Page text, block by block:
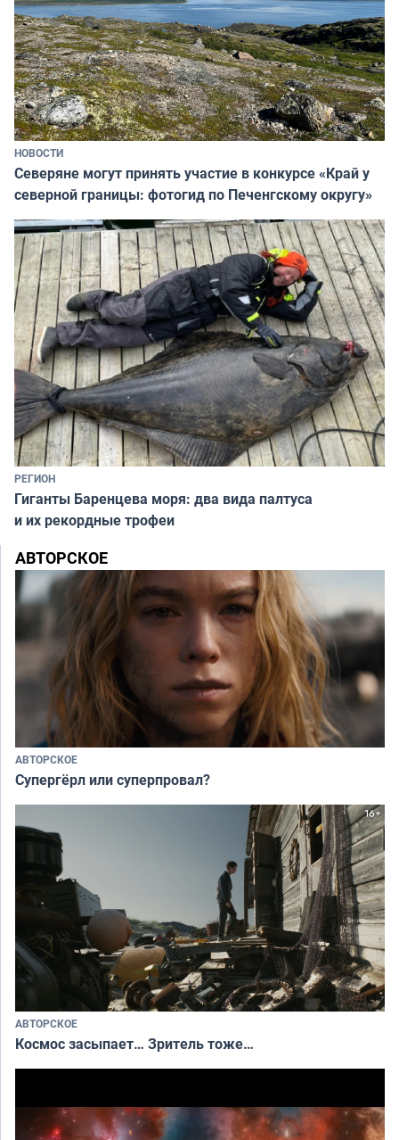
НОВОСТИ
Северяне могут принять участие в конкурсе «Край у
северной границы: фотогид по Печенгскому округу»
РЕГИОН
Гиганты Баренцева моря: два вида палтуса
и их рекордные трофеи
АВТОРСКОЕ
АВТОРСКОЕ
Супергёрл или суперпровал?
АВТОРСКОЕ
Космос засыпает… Зритель тоже…